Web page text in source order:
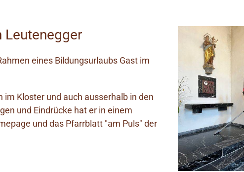
Leutenegger
eines Bildungsurlaubs Gast im
Kloster und auch ausserhalb in den
und Eindrücke hat er in einem
und das Pfarrblatt "am Puls" der